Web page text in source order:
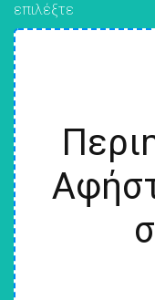
επιλέξτε